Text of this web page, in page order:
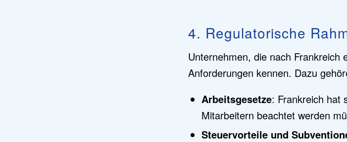
4. Regulatorische
Unternehmen, die nach Frankreich
Anforderungen kennen. Dazu
Arbeitsgesetze: Frankreich hat
Mitarbeitern beachtet werden
Steuervorteile und